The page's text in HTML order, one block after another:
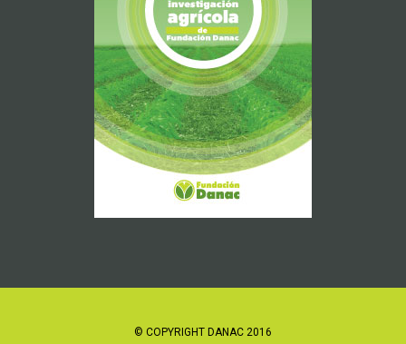
© COPYRIGHT DANAC 2016